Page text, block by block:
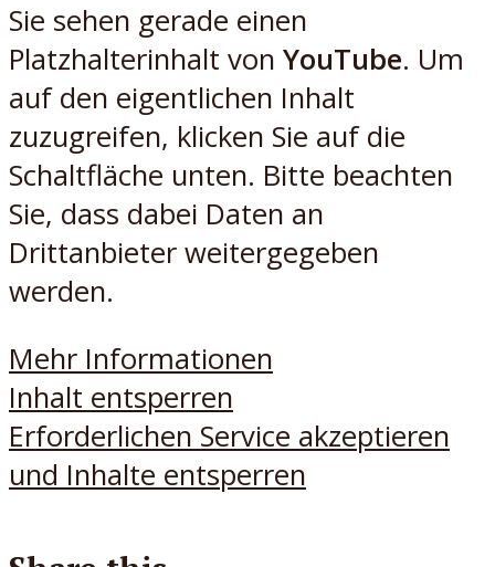
Sie sehen gerade einen
Platzhalterinhalt von YouTube. Um
auf den eigentlichen Inhalt
zuzugreifen, klicken Sie auf die
Schaltfläche unten. Bitte beachten
Sie, dass dabei Daten an
Drittanbieter weitergegeben
werden.
Mehr Informationen
Inhalt entsperren
Erforderlichen Service akzeptieren
und Inhalte entsperren